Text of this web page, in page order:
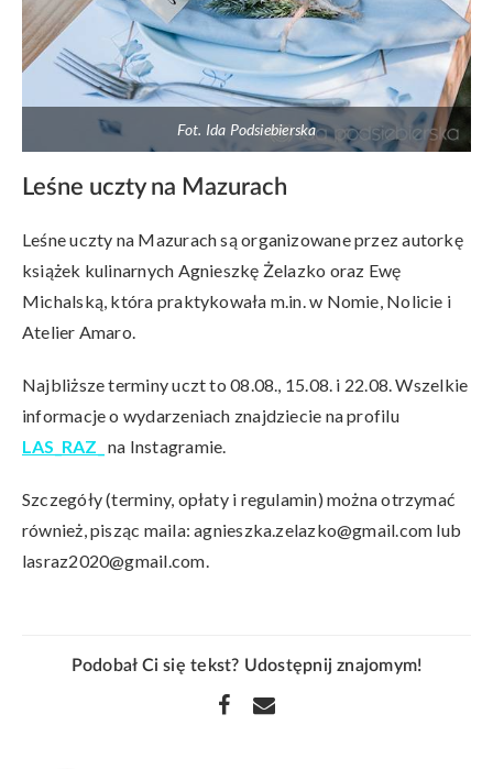
Fot. Ida Podsiebierska
Leśne uczty na Mazurach
Leśne uczty na Mazurach są organizowane przez autorkę
książek kulinarnych Agnieszkę Żelazko oraz Ewę
Michalską, która praktykowała m.in. w Nomie, Nolicie i
Atelier Amaro.
Najbliższe terminy uczt to 08.08., 15.08. i 22.08. Wszelkie
informacje o wydarzeniach znajdziecie na profilu
LAS_RAZ_ na Instagramie.
Szczegóły (terminy, opłaty i regulamin) można otrzymać
również, pisząc maila: agnieszka.zelazko@gmail.com lub
lasraz2020@gmail.com.
Podobał Ci się tekst? Udostępnij znajomym!